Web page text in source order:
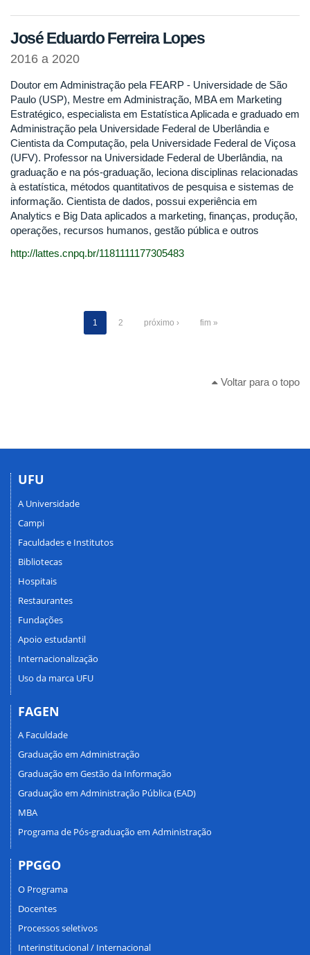
José Eduardo Ferreira Lopes
2016 a 2020
Doutor em Administração pela FEARP - Universidade de São
Paulo (USP), Mestre em Administração, MBA em Marketing
Estratégico, especialista em Estatística Aplicada e graduado em
Administração pela Universidade Federal de Uberlândia e
Cientista da Computação, pela Universidade Federal de Viçosa
(UFV). Professor na Universidade Federal de Uberlândia, na
graduação e na pós-graduação, leciona disciplinas relacionadas
à estatística, métodos quantitativos de pesquisa e sistemas de
informação. Cientista de dados, possui experiência em
Analytics e Big Data aplicados a marketing, finanças, produção,
operações, recursos humanos, gestão pública e outros
http://lattes.cnpq.br/1181111177305483
1 2 próximo › fim »
Voltar para o topo
UFU
A Universidade
Campi
Faculdades e Institutos
Bibliotecas
Hospitais
Restaurantes
Fundações
Apoio estudantil
Internacionalização
Uso da marca UFU
FAGEN
A Faculdade
Graduação em Administração
Graduação em Gestão da Informação
Graduação em Administração Pública (EAD)
MBA
Programa de Pós-graduação em Administração
PPGGO
O Programa
Docentes
Processos seletivos
Interinstitucional / Internacional